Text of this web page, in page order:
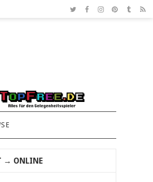
→ ONLINE